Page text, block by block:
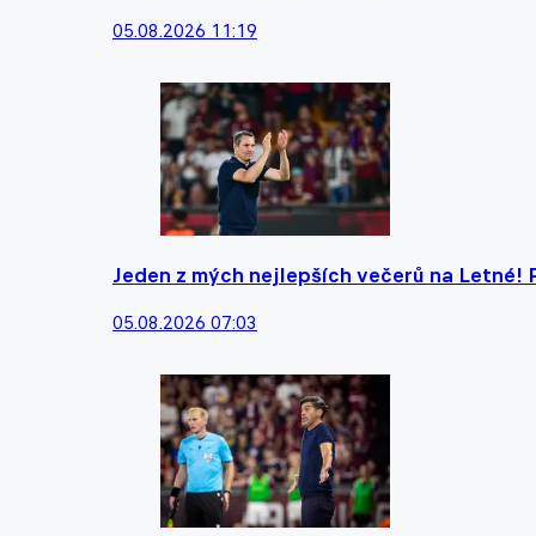
05.08.2026 11:19
Jeden z mých nejlepších večerů na
05.08.2026 07:03